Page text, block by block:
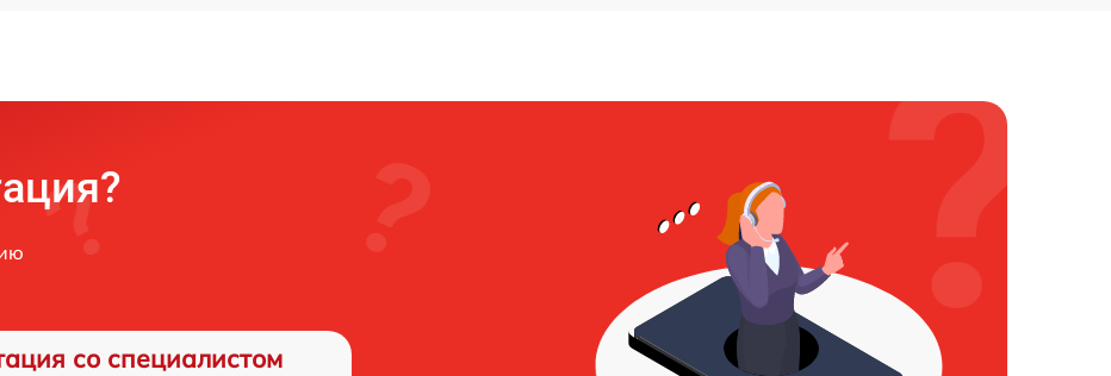
со специалистом